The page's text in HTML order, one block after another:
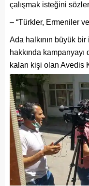
çalışmak isteğini
– “Türkler, Ermeniler
Ada halkının büyük bir
hakkında
kalan kişi olan Avedis